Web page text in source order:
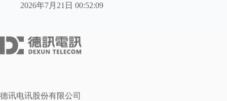
2026年7月21日 00:52:09
德讯电讯股份有限公司